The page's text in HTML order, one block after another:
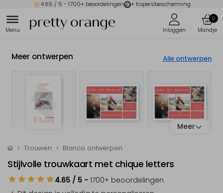
4.65 / 5 - 1700+ beoordelingen + Kopersbescherming
0
Meer ontwerpen Alle ontwerpen
Meer
Trouwen Blanco ontwerpen
Stijlvolle trouwkaart met chique letters
4.65 / 5 - 1700+ beoordelingen